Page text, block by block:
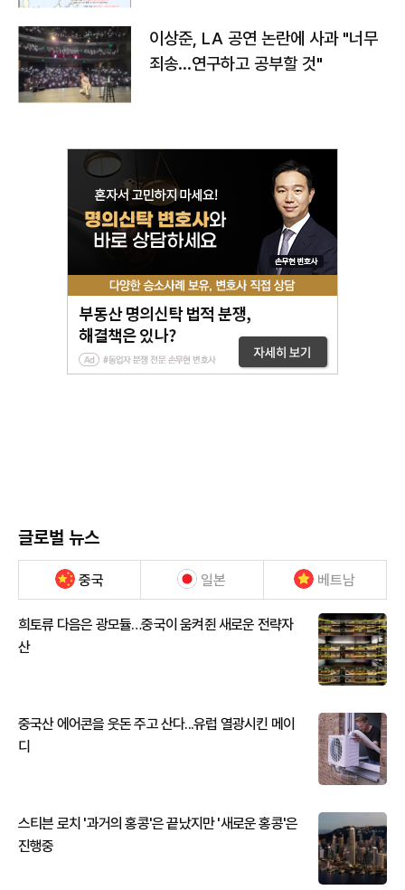
이상준, LA 공연 논란에 사과 "너무
죄송…연구하고 공부할 것"
글로벌 뉴스
중국 일본 베트남
희토류 다음은 광모듈…중국이 움켜쥔 새로운 전략자
산
중국산 에어콘을 웃돈 주고 산다...유럽 열광시킨 메이
디
스티븐 로치 '과거의 홍콩'은 끝났지만 '새로운 홍콩'은
진행중